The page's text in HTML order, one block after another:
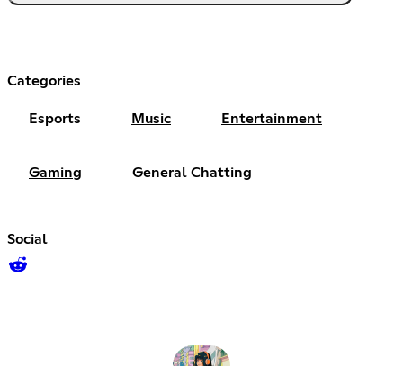
Categories
Esports Music Entertainment
Gaming General Chatting
Social